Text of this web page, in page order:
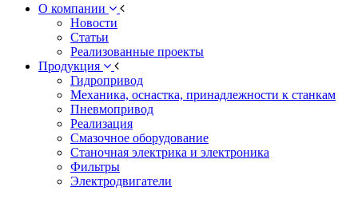
О компании
Новости
Статьи
Реализованные проекты
Продукция
Гидропривод
Механика, оснастка, принадлежности к станкам
Пневмопривод
Реализация
Смазочное оборудование
Станочная электрика и электроника
Фильтры
Электродвигатели